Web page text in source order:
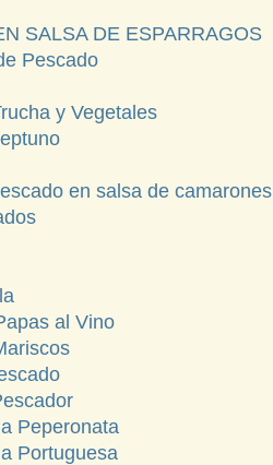
SALSA DE ESPARRAGOS
Pescado
y Vegetales
en salsa de
al Vino
Peperonata
Portuguesa